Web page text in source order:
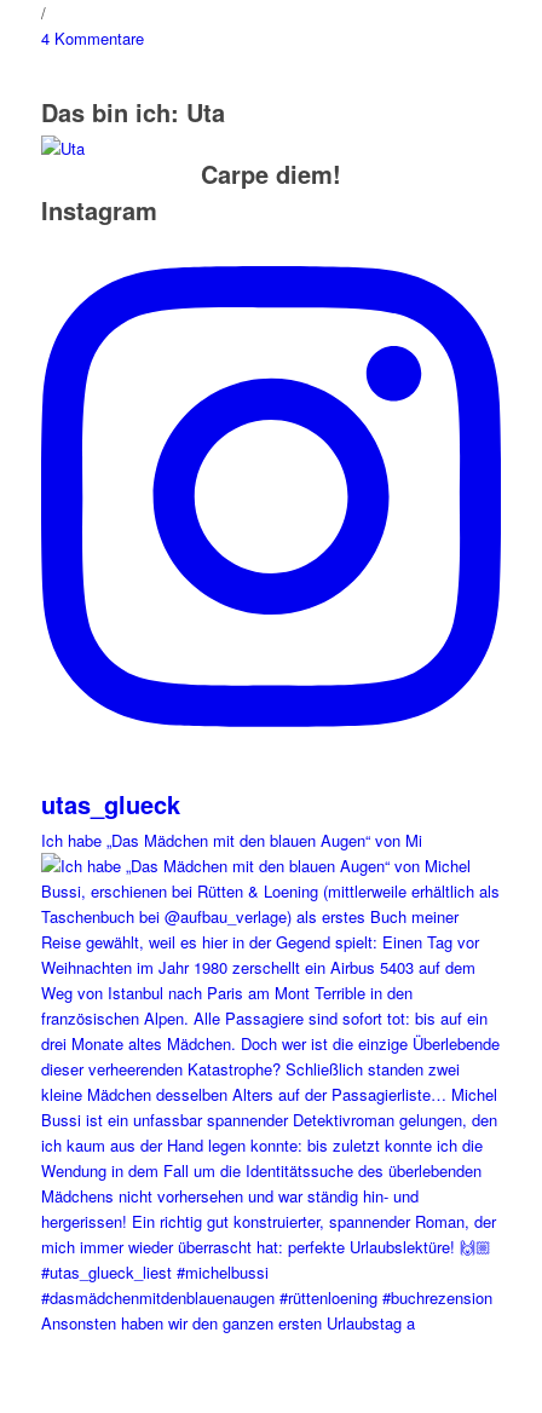
/
4 Kommentare
Das bin ich: Uta
Carpe diem!
Instagram
utas_glueck
Ich habe „Das Mädchen mit den blauen Augen“ von Mi
Ansonsten haben wir den ganzen ersten Urlaubstag a